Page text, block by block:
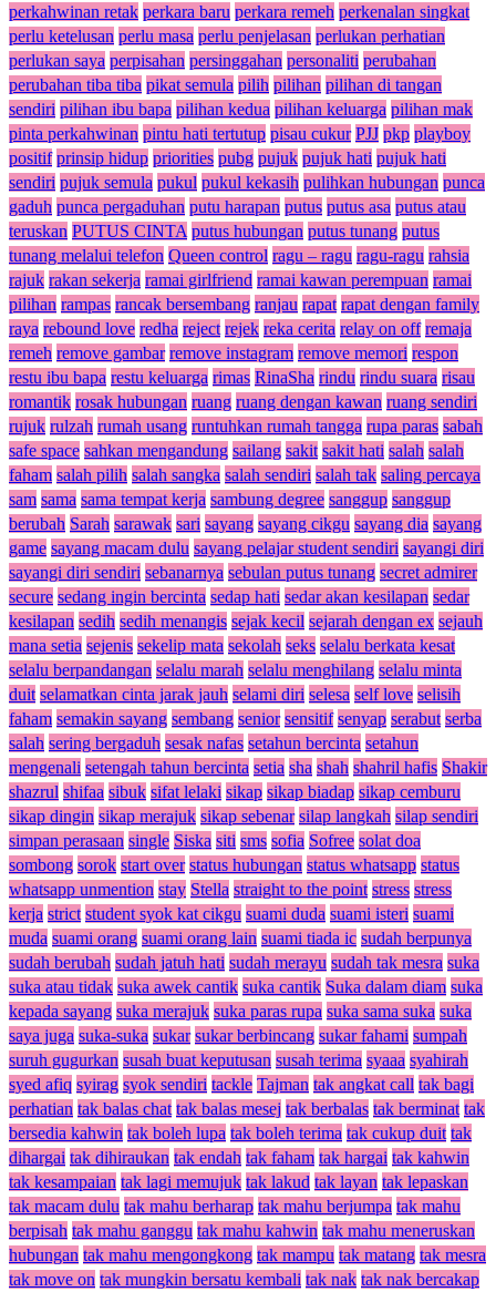
perkahwinan retak perkara baru perkara remeh perkenalan singkat
perlu ketelusan perlu masa perlu penjelasan perlukan perhatian
perlukan saya perpisahan persinggahan personaliti perubahan
perubahan tiba tiba pikat semula pilih pilihan pilihan di tangan
sendiri pilihan ibu bapa pilihan kedua pilihan keluarga pilihan mak
pinta perkahwinan pintu hati tertutup pisau cukur PJJ pkp playboy
positif prinsip hidup priorities pubg pujuk pujuk hati pujuk hati
sendiri pujuk semula pukul pukul kekasih pulihkan hubungan punca
gaduh punca pergaduhan putu harapan putus putus asa putus atau
teruskan PUTUS CINTA putus hubungan putus tunang putus
tunang melalui telefon Queen control ragu – ragu ragu-ragu rahsia
rajuk rakan sekerja ramai girlfriend ramai kawan perempuan ramai
pilihan rampas rancak bersembang ranjau rapat rapat dengan family
raya rebound love redha reject rejek reka cerita relay on off remaja
remeh remove gambar remove instagram remove memori respon
restu ibu bapa restu keluarga rimas RinaSha rindu rindu suara risau
romantik rosak hubungan ruang ruang dengan kawan ruang sendiri
rujuk rulzah rumah usang runtuhkan rumah tangga rupa paras sabah
safe space sahkan mengandung sailang sakit sakit hati salah salah
faham salah pilih salah sangka salah sendiri salah tak saling percaya
sam sama sama tempat kerja sambung degree sanggup sanggup
berubah Sarah sarawak sari sayang sayang cikgu sayang dia sayang
game sayang macam dulu sayang pelajar student sendiri sayangi diri
sayangi diri sendiri sebanarnya sebulan putus tunang secret admirer
secure sedang ingin bercinta sedap hati sedar akan kesilapan sedar
kesilapan sedih sedih menangis sejak kecil sejarah dengan ex sejauh
mana setia sejenis sekelip mata sekolah seks selalu berkata kesat
selalu berpandangan selalu marah selalu menghilang selalu minta
duit selamatkan cinta jarak jauh selami diri selesa self love selisih
faham semakin sayang sembang senior sensitif senyap serabut serba
salah sering bergaduh sesak nafas setahun bercinta setahun
mengenali setengah tahun bercinta setia sha shah shahril hafis Shakir
shazrul shifaa sibuk sifat lelaki sikap sikap biadap sikap cemburu
sikap dingin sikap merajuk sikap sebenar silap langkah silap sendiri
simpan perasaan single Siska siti sms sofia Sofree solat doa
sombong sorok start over status hubungan status whatsapp status
whatsapp unmention stay Stella straight to the point stress stress
kerja strict student syok kat cikgu suami duda suami isteri suami
muda suami orang suami orang lain suami tiada ic sudah berpunya
sudah berubah sudah jatuh hati sudah merayu sudah tak mesra suka
suka atau tidak suka awek cantik suka cantik Suka dalam diam suka
kepada sayang suka merajuk suka paras rupa suka sama suka suka
saya juga suka-suka sukar sukar berbincang sukar fahami sumpah
suruh gugurkan susah buat keputusan susah terima syaaa syahirah
syed afiq syirag syok sendiri tackle Tajman tak angkat call tak bagi
perhatian tak balas chat tak balas mesej tak berbalas tak berminat tak
bersedia kahwin tak boleh lupa tak boleh terima tak cukup duit tak
dihargai tak dihiraukan tak endah tak faham tak hargai tak kahwin
tak kesampaian tak lagi memujuk tak lakud tak layan tak lepaskan
tak macam dulu tak mahu berharap tak mahu berjumpa tak mahu
berpisah tak mahu ganggu tak mahu kahwin tak mahu meneruskan
hubungan tak mahu mengongkong tak mampu tak matang tak mesra
tak move on tak mungkin bersatu kembali tak nak tak nak bercakap